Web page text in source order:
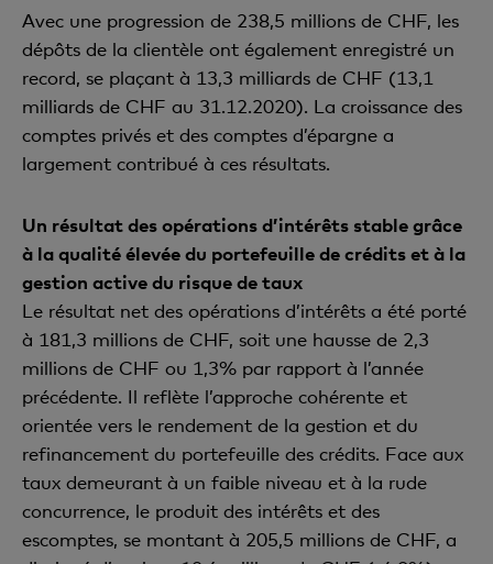
Avec une progression de 238,5 millions de CHF, les
dépôts de la clientèle ont également enregistré un
record, se plaçant à 13,3 milliards de CHF (13,1
milliards de CHF au 31.12.2020). La croissance des
comptes privés et des comptes d’épargne a
largement contribué à ces résultats.
Un résultat des opérations d’intérêts stable grâce
à la qualité élevée du portefeuille de crédits et à la
gestion active du risque de taux
Le résultat net des opérations d’intérêts a été porté
à 181,3 millions de CHF, soit une hausse de 2,3
millions de CHF ou 1,3% par rapport à l’année
précédente. Il reflète l’approche cohérente et
orientée vers le rendement de la gestion et du
refinancement du portefeuille des crédits. Face aux
taux demeurant à un faible niveau et à la rude
concurrence, le produit des intérêts et des
escomptes, se montant à 205,5 millions de CHF, a